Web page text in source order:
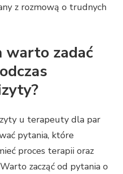
z rozmową o trudnych
warto zadać
u terapeuty dla par
pytania, które
proces terapii oraz
zacząć od pytania o